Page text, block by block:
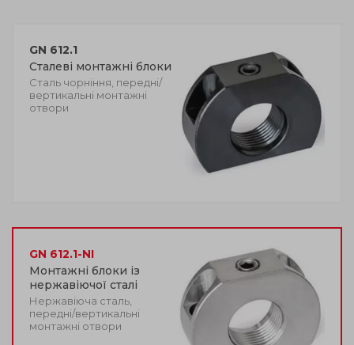
GN 612.1
Сталеві монтажні блоки
Сталь чорніння, передні/
вертикальні монтажні
отвори
GN 612.1-NI
Монтажні блоки із
нержавіючої сталі
Нержавіюча сталь,
передні/вертикальні
монтажні отвори